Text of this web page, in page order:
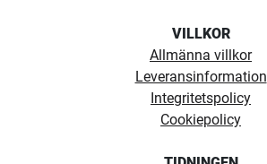
VILLKOR
Allmänna villkor
Leveransinformation
Integritetspolicy
Cookiepolicy